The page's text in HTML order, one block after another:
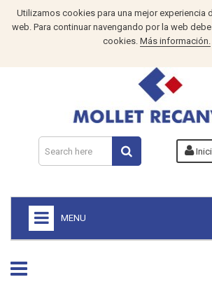
Utilizamos cookies para una mejor experiencia
web. Para continuar navengando por la web
cookies. Más información.
MENU